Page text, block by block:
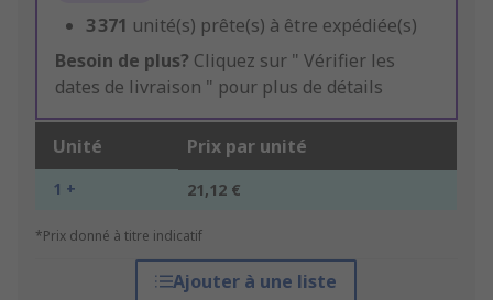
3 371 unité(s) prête(s) à être expédiée(s)
Besoin de plus? Cliquez sur " Vérifier les
dates de livraison " pour plus de détails
Unité Prix par unité
1 + 21,12 €
*Prix donné à titre indicatif
Ajouter à une liste